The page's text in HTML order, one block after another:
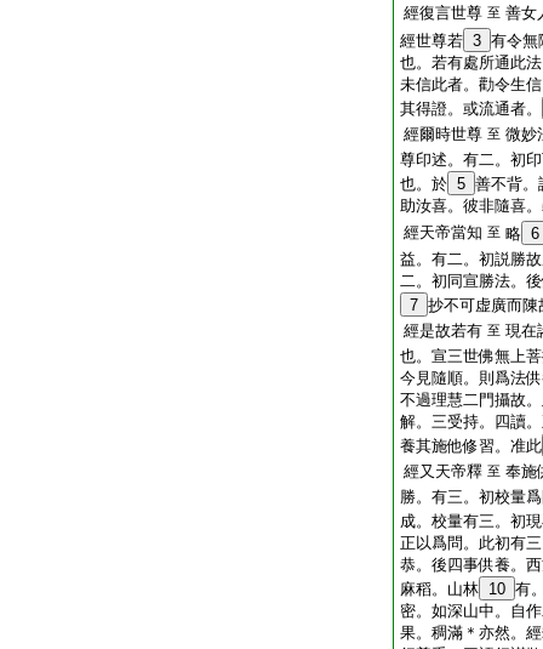
經復言世尊 至 善女
經世尊若 3 有令
也。若有處所通此
未信此者。勸令生
其得證。或流通者。
經爾時世尊 至 微妙
尊印述。有二。初
也。於 5 善不背。
助汝喜。彼非隨喜
經天帝當知 至 略 6
益。有二。初説勝
二。初同宣勝法。
7 抄不可虚廣而
經是故若有 至 現在
也。宣三世佛無上
今見隨順。則爲法
不過理慧二門攝故
解。三受持。四讀
養其施他修習。准此
經又天帝釋 至 奉施
勝。有三。初校量
成。校量有三。初
正以爲問。此初有
恭。後四事供養。
麻稻。山林 10 有
密。如深山中。自
果。稠滿＊亦然。